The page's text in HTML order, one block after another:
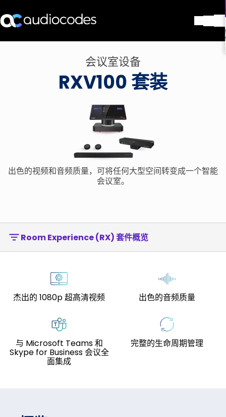
Stay in the loop
会议室设备
RXV100 套装
出色的视频和音频质量，可将任何大型空间转变成一个智能
会议室。
Room Experience (RX) 套件概览
杰出的 1080p 超高清视频 出色的音频质量
与 Microsoft Teams 和
Skype for Business 会议全
面集成
完整的生命周期管理